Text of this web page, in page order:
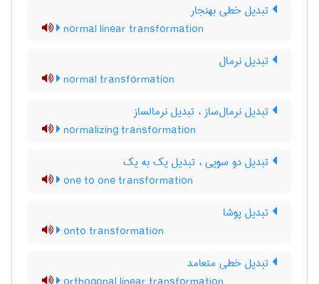
تبدیل خطی بهنجار
normal linear transformation
تبدیل نرمال
normal transformation
تبدیل نرمال‌ساز ، تبدیل نرمالساز
normalizing transformation
تبدیل دو سویی ، تبدیل یک به یک
one to one transformation
تبدیل پوشا
onto transformation
تبدیل خطی متعامد